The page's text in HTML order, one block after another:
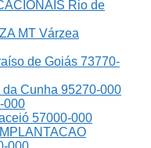
Rio de
MT Várzea
de Goiás 73770-
Cunha 95270-000
000
57000-000